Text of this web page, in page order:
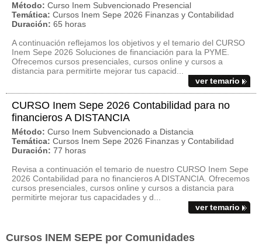
Método: Curso Inem Subvencionado Presencial
Temática: Cursos Inem Sepe 2026 Finanzas y Contabilidad
Duración: 65 horas
A continuación reflejamos los objetivos y el temario del CURSO
Inem Sepe 2026 Soluciones de financiación para la PYME.
Ofrecemos cursos presenciales, cursos online y cursos a
distancia para permitirte mejorar tus capacid...
ver temario
CURSO Inem Sepe 2026 Contabilidad para no
financieros A DISTANCIA
Método: Curso Inem Subvencionado a Distancia
Temática: Cursos Inem Sepe 2026 Finanzas y Contabilidad
Duración: 77 horas
Revisa a continuación el temario de nuestro CURSO Inem Sepe
2026 Contabilidad para no financieros A DISTANCIA. Ofrecemos
cursos presenciales, cursos online y cursos a distancia para
permitirte mejorar tus capacidades y d...
ver temario
Cursos INEM SEPE por Comunidades